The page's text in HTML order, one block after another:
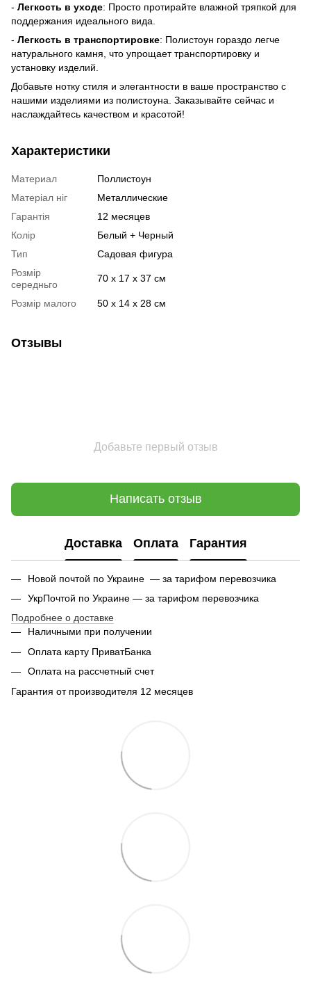
- Легкость в уходе: Просто протирайте влажной тряпкой для
поддержания идеального вида.
- Легкость в транспортировке: Полистоун гораздо легче
натурального камня, что упрощает транспортировку и
установку изделий.
Добавьте нотку стиля и элегантности в ваше пространство с
нашими изделиями из полистоуна. Заказывайте сейчас и
наслаждайтесь качеством и красотой!
Характеристики
Материал
Поллистоун
Матеріал ніг
Металлические
Гарантія
12 месяцев
Колір
Белый + Черный
Тип
Садовая фигура
Розмір
середньго
70 х 17 х 37 см
Розмір малого 50 х 14 х 28 см
Отзывы
Добавьте первый отзыв
Написать отзыв
Доставка Оплата Гарантия
Новой почтой по Украине — за тарифом перевозчика
УкрПочтой по Украине — за тарифом перевозчика
Подробнее о доставке
Наличными при получении
Оплата карту ПриватБанка
Оплата на рассчетный счет
Гарантия от производителя 12 месяцев